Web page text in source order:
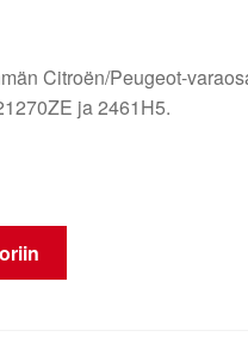
Citroën/Peugeot-
ja 2461H5.